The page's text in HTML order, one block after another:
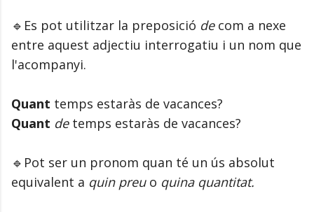
🔹Es pot utilitzar la preposició decom a nexe
entre aquest adjectiu interrogatiu i un nom que
l'acompanyi.
Quant temps estaràs de vacances?
Quant detemps estaràs de vacances?
🔹Pot ser un pronom quan té un ús absolut
equivalent a quin preu o quina quantitat.